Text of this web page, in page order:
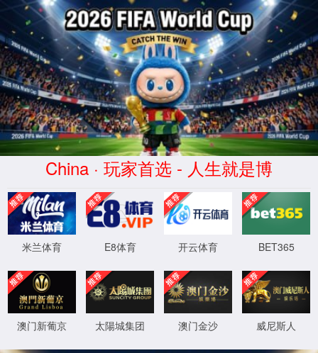
南宫ng·28相信品牌力量
服务器错误
404 - 找不到文件或目录。
您要查找的资源可能已被删除，已更改名称或者暂时不可用。